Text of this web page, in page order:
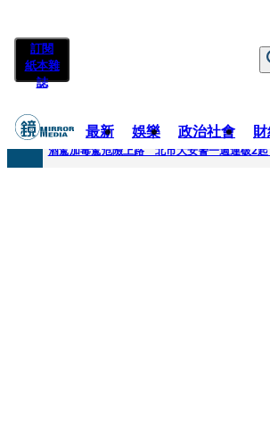
訂閱
紙本雜
誌
最新 娛樂 政治社會
快訊
酒駕加毒駕危險上路 北市大安警一週連破2起